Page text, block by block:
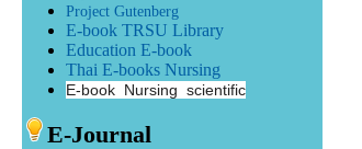
Project Gutenberg
E-book TRSU Library
Education E-book
Thai E-books Nursing
E-book Nursing scientific
E-Journal